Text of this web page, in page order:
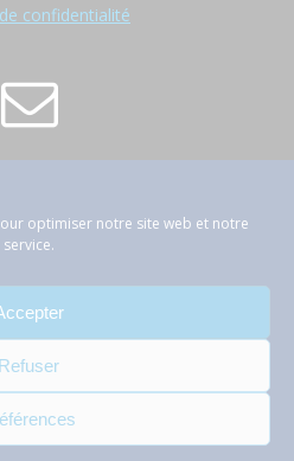
optimiser notre site web et notre
service.
Refuser
confidentialité
89 66 53
Traitement des Eaux de la